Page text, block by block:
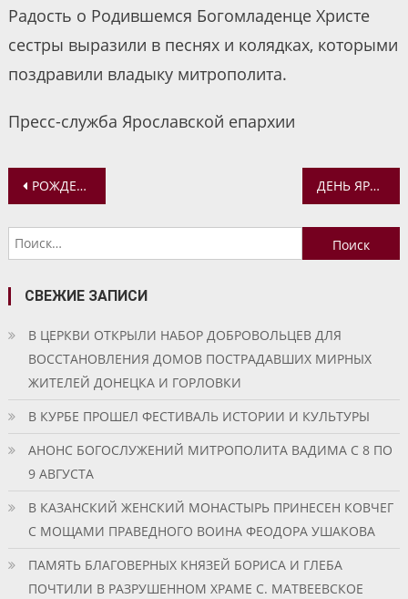
Радость о Родившемся Богомладенце Христе
сестры выразили в песнях и колядках, которыми
поздравили владыку митрополита.
Пресс-служба Ярославской епархии
Навигация
по
записям
РОЖДЕСТВЕНСКАЯ ВСТРЕЧА В ПРИХОДЕ ГАРНИЗОННОГО МИХАЙЛО-АРХАНГЕЛЬСКОГО ХРАМА ЯРОСЛАВЛЯ ДЕНЬ ЯРОСЛАВСКОЙ ОБЛАСТИ НА ВЫСТАВКЕ «РОССИЯ»
Найти:
СВЕЖИЕ ЗАПИСИ
В ЦЕРКВИ ОТКРЫЛИ НАБОР ДОБРОВОЛЬЦЕВ ДЛЯ
ВОССТАНОВЛЕНИЯ ДОМОВ ПОСТРАДАВШИХ МИРНЫХ
ЖИТЕЛЕЙ ДОНЕЦКА И ГОРЛОВКИ
В КУРБЕ ПРОШЕЛ ФЕСТИВАЛЬ ИСТОРИИ И КУЛЬТУРЫ
АНОНС БОГОСЛУЖЕНИЙ МИТРОПОЛИТА ВАДИМА С 8 ПО
9 АВГУСТА
В КАЗАНСКИЙ ЖЕНСКИЙ МОНАСТЫРЬ ПРИНЕСЕН КОВЧЕГ
С МОЩАМИ ПРАВЕДНОГО ВОИНА ФЕОДОРА УШАКОВА
ПАМЯТЬ БЛАГОВЕРНЫХ КНЯЗЕЙ БОРИСА И ГЛЕБА
ПОЧТИЛИ В РАЗРУШЕННОМ ХРАМЕ С. МАТВЕЕВСКОЕ